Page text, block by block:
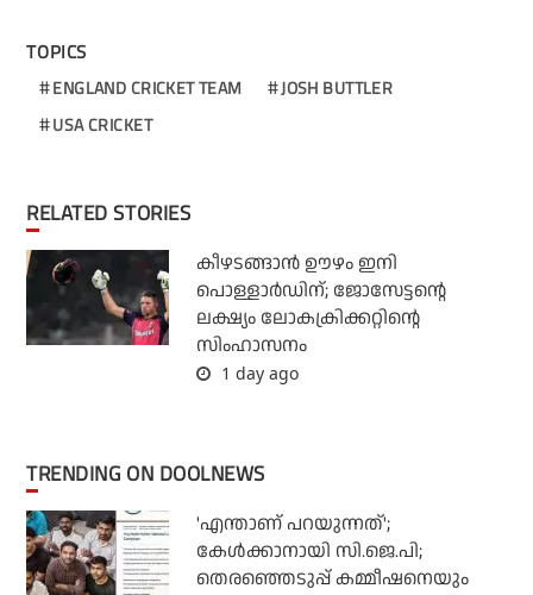
TOPICS
ENGLAND CRICKET TEAM
JOSH BUTTLER
USA CRICKET
RELATED STORIES
കീഴടങ്ങാന്‍ ഊഴം ഇനി
പൊള്ളാര്‍ഡിന്; ജോസേട്ടന്റെ
ലക്ഷ്യം ലോകക്രിക്കറ്റിന്റെ
സിംഹാസനം
1 day ago
TRENDING ON DOOLNEWS
'എന്താണ് പറയുന്നത്';
കേള്‍ക്കാനായി സി.ജെ.പി;
തെരഞ്ഞെടുപ്പ് കമ്മീഷനെയും